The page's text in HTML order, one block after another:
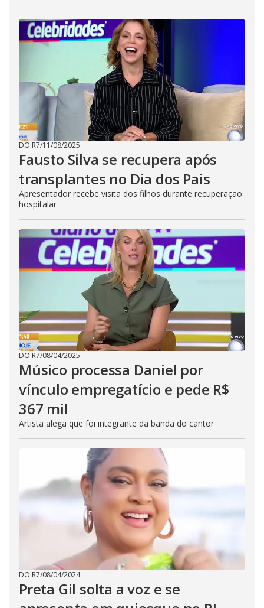
DO R7/11/08/2025
Fausto Silva se recupera após
transplantes no Dia dos Pais
Apresentador recebe visita dos filhos durante recuperação
hospitalar
DO R7/08/04/2025
Músico processa Daniel por
vínculo empregatício e pede R$
367 mil
Artista alega que foi integrante da banda do cantor
DO R7/08/04/2024
Preta Gil solta a voz e se